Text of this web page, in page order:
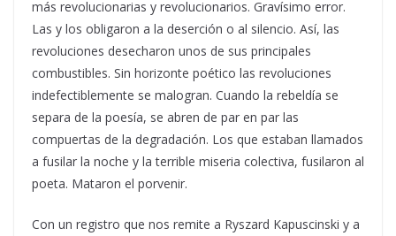
más revolucionarias y revolucionarios. Gravísimo error.
Las y los obligaron a la deserción o al silencio. Así, las
revoluciones desecharon unos de sus principales
combustibles. Sin horizonte poético las revoluciones
indefectiblemente se malogran. Cuando la rebeldía se
separa de la poesía, se abren de par en par las
compuertas de la degradación. Los que estaban llamados
a fusilar la noche y la terrible miseria colectiva, fusilaron al
poeta. Mataron el porvenir.
Con un registro que nos remite a Ryszard Kapuscinski y a